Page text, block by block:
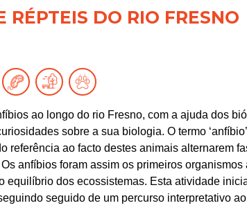
RÉPTEIS DO RIO FRESNO
ao longo do rio Fresno, com a ajuda dos
sobre a sua biologia. O termo
referência ao facto destes animais alternarem
anfíbios foram assim os primeiros
equilíbrio dos ecossistemas. Esta atividade
seguido de um percurso interpretativo